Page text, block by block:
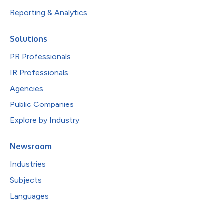
Reporting & Analytics
Solutions
PR Professionals
IR Professionals
Agencies
Public Companies
Explore by Industry
Newsroom
Industries
Subjects
Languages